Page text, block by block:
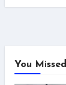
You Missed